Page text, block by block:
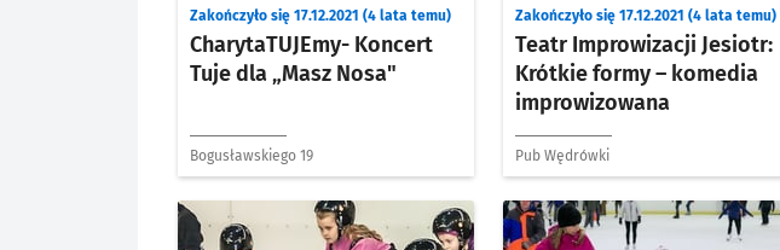
CharytaTUJEmy- Koncert
Tuje dla „Masz Nosa"
Zakończyło się 17.12.2021 (4 lata temu)
Bogusławskiego 19
Teatr Improwizacji Jesiotr:
Krótkie formy – komedia
improwizowana
Zakończyło się 17.12.2021 (4 lata temu)
Pub Wędrówki